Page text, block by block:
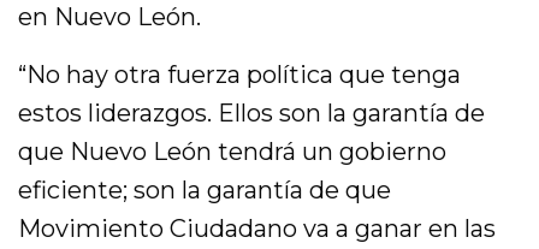
en Nuevo León.
“No hay otra fuerza política que tenga
estos liderazgos. Ellos son la garantía de
que Nuevo León tendrá un gobierno
eficiente; son la garantía de que
Movimiento Ciudadano va a ganar en las